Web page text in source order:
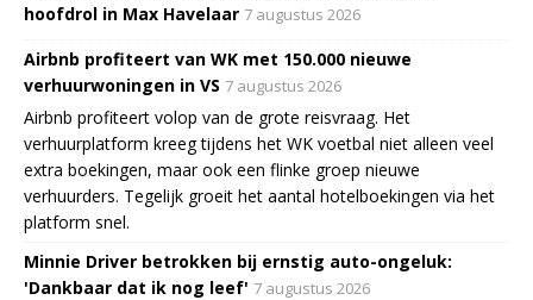
hoofdrol in Max Havelaar 7 augustus 2026
Airbnb profiteert van WK met 150.000 nieuwe
verhuurwoningen in VS 7 augustus 2026
Airbnb profiteert volop van de grote reisvraag. Het
verhuurplatform kreeg tijdens het WK voetbal niet alleen veel
extra boekingen, maar ook een flinke groep nieuwe
verhuurders. Tegelijk groeit het aantal hotelboekingen via het
platform snel.
Minnie Driver betrokken bij ernstig auto-ongeluk:
'Dankbaar dat ik nog leef' 7 augustus 2026